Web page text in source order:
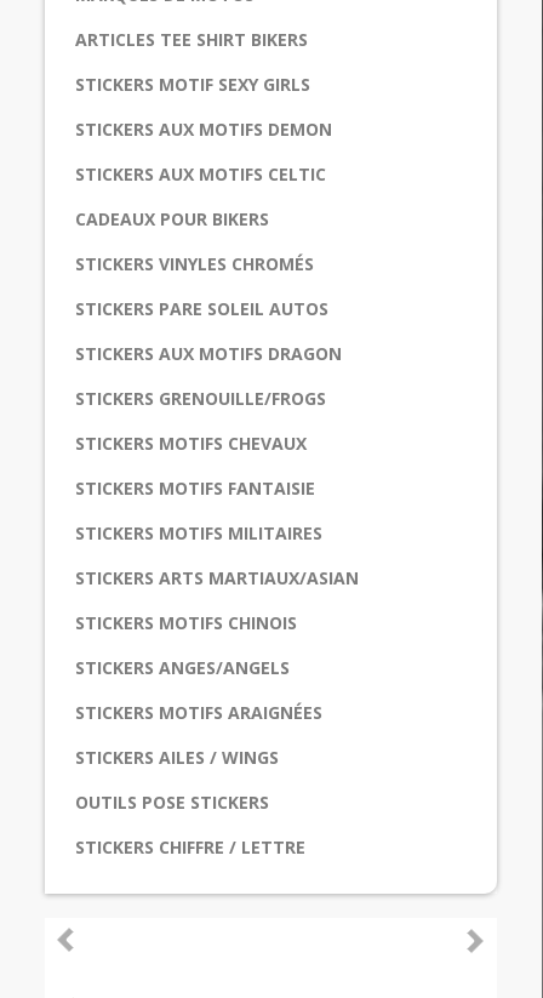
ARTICLES TEE SHIRT BIKERS
STICKERS MOTIF SEXY GIRLS
STICKERS AUX MOTIFS DEMON
STICKERS AUX MOTIFS CELTIC
CADEAUX POUR BIKERS
STICKERS VINYLES CHROMÉS
STICKERS PARE SOLEIL AUTOS
STICKERS AUX MOTIFS DRAGON
STICKERS GRENOUILLE/FROGS
STICKERS MOTIFS CHEVAUX
STICKERS MOTIFS FANTAISIE
STICKERS MOTIFS MILITAIRES
STICKERS ARTS MARTIAUX/ASIAN
STICKERS MOTIFS CHINOIS
STICKERS ANGES/ANGELS
STICKERS MOTIFS ARAIGNÉES
STICKERS AILES / WINGS
OUTILS POSE STICKERS
STICKERS CHIFFRE / LETTRE